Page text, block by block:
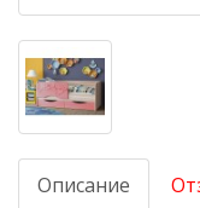
Описание